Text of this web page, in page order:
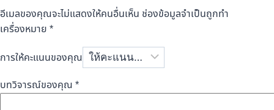
อีเมลของคุณจะไม่แสดงให้คนอื่นเห็น ช่องข้อมูลจำเป็นถูกทำ
เครื่องหมาย *
การให้คะแนนของคุณ
บทวิจารณ์ของคุณ *